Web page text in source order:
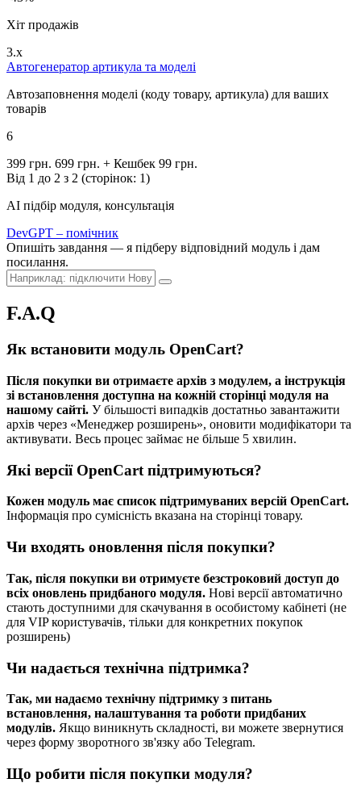
Хіт продажів
3.x
Автогенератор артикула та моделі
Автозаповнення моделі (коду товару, артикула) для ваших
товарів
6
399 грн. 699 грн. + Кешбек 99 грн.
Від 1 до 2 з 2 (сторінок: 1)
AI підбір модуля, консультація
DevGPT – помічник
Опишіть завдання — я підберу відповідний модуль і дам
посилання.
F.A.Q
Як встановити модуль OpenCart?
Після покупки ви отримаєте архів з модулем, а інструкція
зі встановлення доступна на кожній сторінці модуля на
нашому сайті. У більшості випадків достатньо завантажити
архів через «Менеджер розширень», оновити модифікатори та
активувати. Весь процес займає не більше 5 хвилин.
Які версії OpenCart підтримуються?
Кожен модуль має список підтримуваних версій OpenCart.
Інформація про сумісність вказана на сторінці товару.
Чи входять оновлення після покупки?
Так, після покупки ви отримуєте безстроковий доступ до
всіх оновлень придбаного модуля. Нові версії автоматично
стають доступними для скачування в особистому кабінеті (не
для VIP користувачів, тільки для конкретних покупок
розширень)
Чи надається технічна підтримка?
Так, ми надаємо технічну підтримку з питань
встановлення, налаштування та роботи придбаних
модулів. Якщо виникнуть складності, ви можете звернутися
через форму зворотного зв'язку або Telegram.
Що робити після покупки модуля?